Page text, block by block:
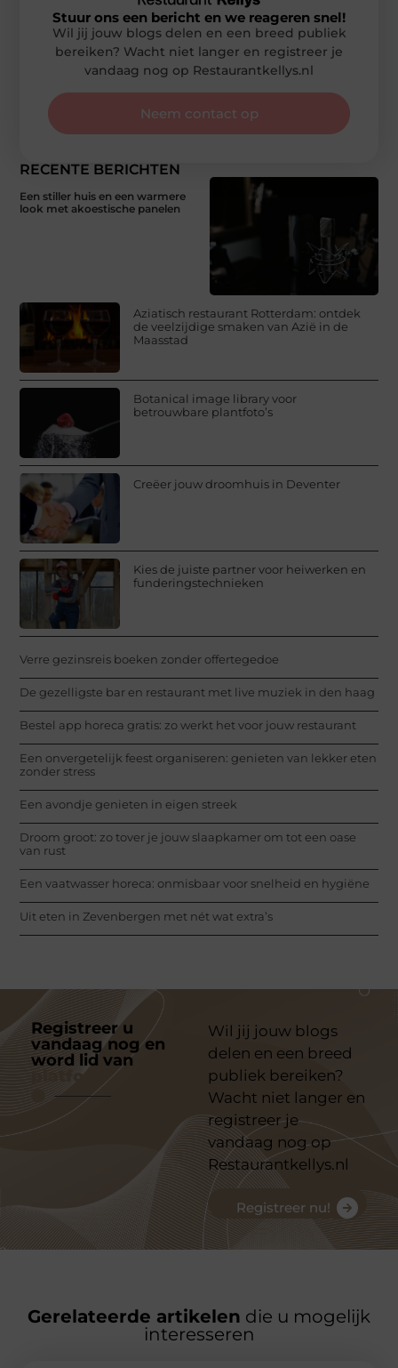
RECENTE BERICHTEN
Een stiller huis en een warmere
look met akoestische panelen
Aziatisch restaurant Rotterdam: ontdek
de veelzijdige smaken van Azië in de
Maasstad
Botanical image library voor
betrouwbare plantfoto’s
Creëer jouw droomhuis in Deventer
Kies de juiste partner voor heiwerken en
funderingstechnieken
Verre gezinsreis boeken zonder offertegedoe
De gezelligste bar en restaurant met live muziek in den haag
Bestel app horeca gratis: zo werkt het voor jouw restaurant
Een onvergetelijk feest organiseren: genieten van lekker eten
zonder stress
Een avondje genieten in eigen streek
Droom groot: zo tover je jouw slaapkamer om tot een oase
van rust
Een vaatwasser horeca: onmisbaar voor snelheid en hygiëne
Uit eten in Zevenbergen met nét wat extra’s
Stuur ons een bericht en we reageren snel!
Wil jij jouw blogs delen en een breed publiek
bereiken? Wacht niet langer en registreer je
vandaag nog op Restaurantkellys.nl
Neem contact op
Registreer u
vandaag nog en
word lid van
platform
Wil jij jouw blogs
delen en een breed
publiek bereiken?
Wacht niet langer en
registreer je
vandaag nog op
Restaurantkellys.nl
Registreer nu!
Gerelateerde artikelen die u mogelijk
interesseren